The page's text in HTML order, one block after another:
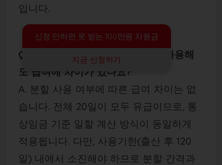
입니다.
Q2. 배우자 출산휴가를 분할해서 사용해
도 급여에 차이가 있나요?
A. 분할 사용 여부에 따른 급여 차이는 없
습니다. 전체 20일이 모두 유급이므로, 통
상임금 기준 일할 계산 방식이 동일하게
적용됩니다. 다만, 사용기한(출산 후 120
일) 내에서 소진해야 하므로 분할 간격과
신청 안하면 못 받는 100만원 지원금
지금 신청하기